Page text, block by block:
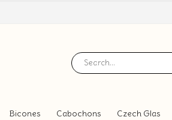
Bicones Cabochons Czech Glas